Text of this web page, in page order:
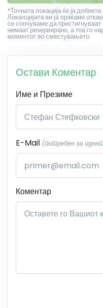
*Точната локација ќе ја
Локалцијата ви ја праќаме
се соочуваме да
немаат резервирано, а тоа го
моментот во сместувањето.
Остави Коментар
Име и Презиме
E-Mail (потребен за
Коментар